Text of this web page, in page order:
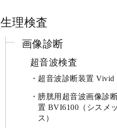
生理検査
画像診断
超音波検査
超音波診断装置 Vivid
膀胱用超音波画像診
置 BVI6100（シスメ
ス）